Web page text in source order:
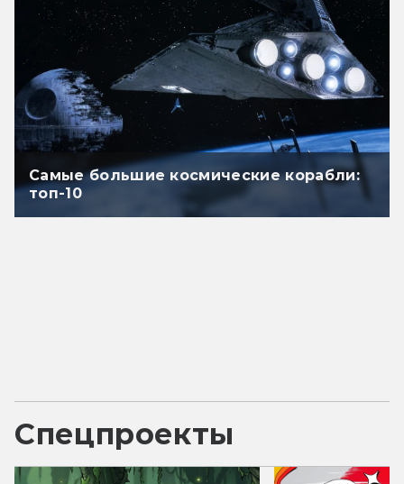
Самые большие космические корабли:
топ-10
Спецпроекты